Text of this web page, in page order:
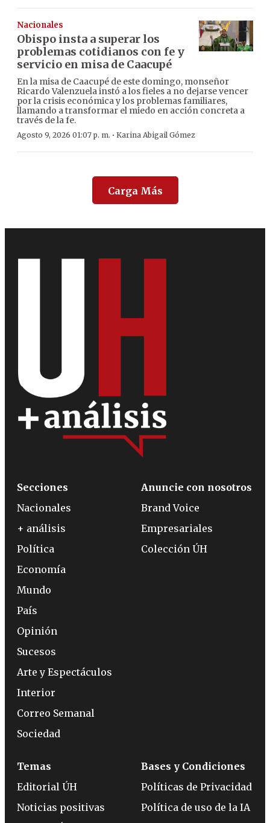
Nacionales
Obispo insta a superar los
problemas cotidianos con fe y
servicio en misa de Caacupé
En la misa de Caacupé de este domingo, monseñor
Ricardo Valenzuela instó a los fieles a no dejarse vencer
por la crisis económica y los problemas familiares,
llamando a transformar el miedo en acción concreta a
través de la fe.
Agosto 9, 2026 01:07 p. m. · Karina Abigail Gómez
Carga Más
Secciones
Nacionales
+ análisis
Política
Economía
Mundo
País
Opinión
Sucesos
Arte y Espectáculos
Interior
Correo Semanal
Sociedad
Anuncie con nosotros
Brand Voice
Empresariales
Colección ÚH
Temas
Editorial ÚH
Noticias positivas
Bases y Condiciones
Políticas de Privacidad
Política de uso de la IA